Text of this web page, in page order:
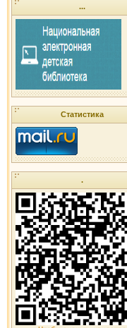
...
Статистика
.